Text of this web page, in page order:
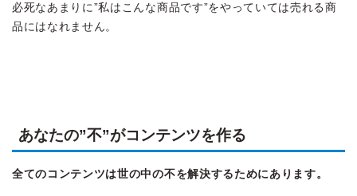
必死なあまりに”私はこんな商品です”をやっていては売れる商
品にはなれません。
あなたの”不”がコンテンツを作る
全てのコンテンツは世の中の不を解決するためにあります。